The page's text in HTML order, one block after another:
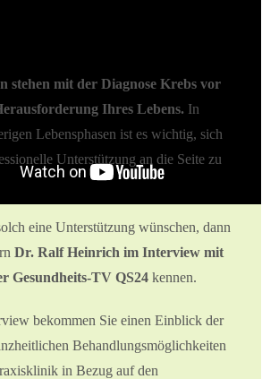
stehen mit der Diagnose Krebs vor
Ihres Lebens. In
Lebensphasen ist es wichtig, sich
Unterstützung an die Seite zu
eine Unterstützung wünschen, dann
Dr. Ralf Heinrich im Interview mit
Gesundheits-TV QS24 kennen.
bekommen Sie einen Einblick der
Behandlungsmöglichkeiten
in Bezug auf den